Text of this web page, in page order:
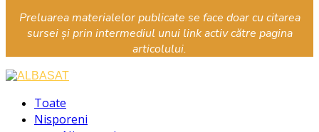
Preluarea materialelor publicate se face doar cu citarea
sursei și prin intermediul unui link activ către pagina
articolului.
Toate
Nisporeni